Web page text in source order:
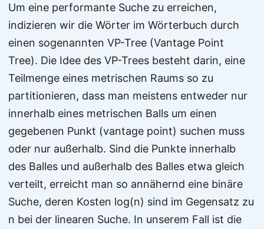
Um eine performante Suche zu erreichen,
indizieren wir die Wörter im Wörterbuch durch
einen sogenannten VP-Tree (Vantage Point
Tree). Die Idee des VP-Trees besteht darin, eine
Teilmenge eines metrischen Raums so zu
partitionieren, dass man meistens entweder nur
innerhalb eines metrischen Balls um einen
gegebenen Punkt (vantage point) suchen muss
oder nur außerhalb. Sind die Punkte innerhalb
des Balles und außerhalb des Balles etwa gleich
verteilt, erreicht man so annähernd eine binäre
Suche, deren Kosten log(n) sind im Gegensatz zu
n bei der linearen Suche. In unserem Fall ist die